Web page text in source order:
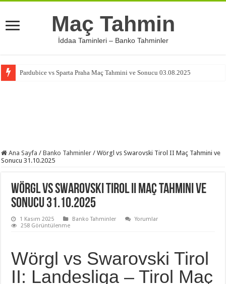
Maç Tahmin
İddaa Taminleri – Banko Tahminler
Pardubice vs Sparta Praha Maç Tahmini ve Sonucu 03.08.2025
Ana Sayfa / Banko Tahminler / Wörgl vs Swarovski Tirol II Maç Tahmini ve
Sonucu 31.10.2025
Wörgl vs Swarovski Tirol II Maç Tahmini ve
Sonucu 31.10.2025
1 Kasım 2025 Banko Tahminler
Yorumlar
258 Görüntülenme
Wörgl vs Swarovski Tirol
II: Landesliga – Tirol Maç